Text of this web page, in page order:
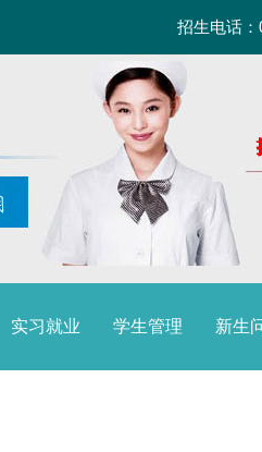
招生电话：
实习就业 学生管理 新生